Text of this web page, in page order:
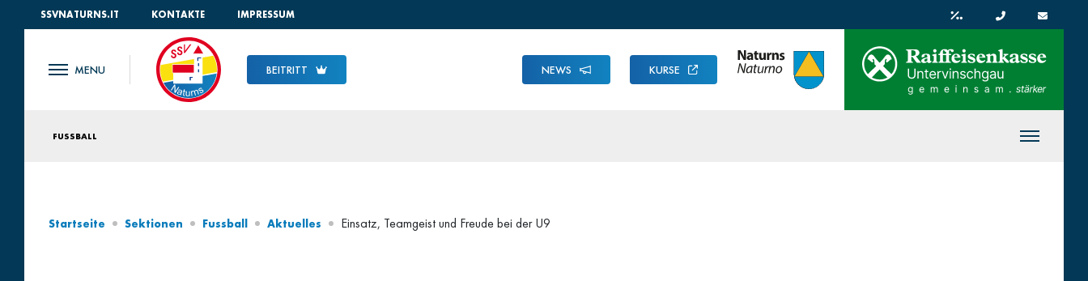
SSVNATURNS.IT KONTAKTE IMPRESSUM
BEITRITT NEWS KURSE
FUSSBALL
Startseite Sektionen Fussball Aktuelles Einsatz, Teamgeist und Freude bei der U9